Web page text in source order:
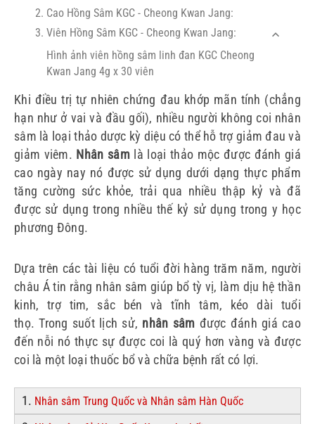
2. Cao Hồng Sâm KGC - Cheong Kwan Jang:
3. Viên Hồng Sâm KGC - Cheong Kwan Jang:
Hình ảnh viên hồng sâm linh đan KGC Cheong
Kwan Jang 4g x 30 viên
Khi điều trị tự nhiên chứng đau khớp mãn tính (chẳng
hạn như ở vai và đầu gối), nhiều người không coi nhân
sâm là loại thảo dược kỳ diệu có thể hỗ trợ giảm đau và
giảm viêm. Nhân sâmlà loại thảo mộc được đánh giá
cao ngày nay nó được sử dụng dưới dạng thực phẩm
tăng cường sức khỏe, trải qua nhiều thập kỷ và đã
được sử dụng trong nhiều thế kỷ sử dụng trong y học
phương Đông.
Dựa trên các tài liệu có tuổi đời hàng trăm năm, người
châu Á tin rằng nhân sâm giúp bổ tỳ vị, làm dịu hệ thần
kinh, trợ tim, sắc bén và tĩnh tâm, kéo dài tuổi
thọ.Trong suốt lịch sử, nhân sâm được đánh giá cao
đến nỗi nó thực sự được coi là quý hơn vàng và được
coi là một loại thuốc bổ và chữa bệnh rất có lợi.
1. Nhân sâm Trung Quốc và Nhân sâm Hàn Quốc